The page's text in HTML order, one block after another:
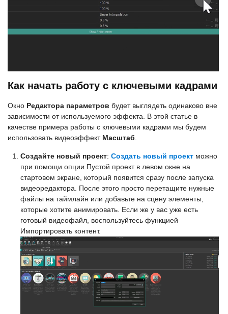
Как начать работу с ключевыми кадрами
Окно Редактора параметров будет выглядеть одинаково вне
зависимости от используемого эффекта. В этой статье в
качестве примера работы с ключевыми кадрами мы будем
использовать видеоэффект Масштаб.
Создайте новый проект: Создать новый проект можно
при помощи опции Пустой проект в левом окне на
стартовом экране, который появится сразу после запуска
видеоредактора. После этого просто перетащите нужные
файлы на таймлайн или добавьте на сцену элементы,
которые хотите анимировать. Если же у вас уже есть
готовый видеофайл, воспользуйтесь функцией
Импортировать контент.